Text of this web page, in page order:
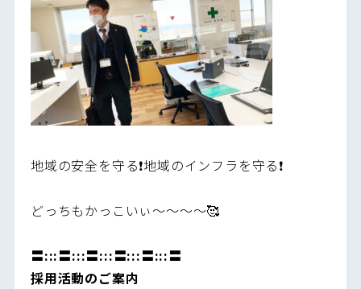
地域の安全を守る❗️地域のインフラを守る❗️
どっちもかっこいぃ～～～～🥰
〓:::〓:::〓:::〓:::〓:::〓
採用活動のご案内